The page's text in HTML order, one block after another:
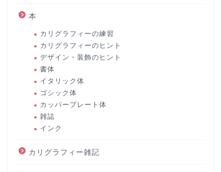
本
カリグラフィーの練習
カリグラフィーのヒント
デザイン・装飾のヒント
書体
イタリック体
ゴシック体
カッパープレート体
雑誌
インク
カリグラフィー雑記